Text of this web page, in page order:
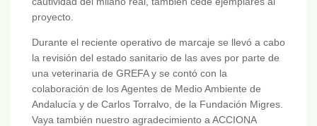
proyecto.
Durante el reciente operativo de marcaje se llevó a cabo
la revisión del estado sanitario de las aves por parte de
una veterinaria de GREFA y se contó con la
colaboración de los Agentes de Medio Ambiente de
Andalucía y de Carlos Torralvo, de la Fundación Migres.
Vaya también nuestro agradecimiento a ACCIONA